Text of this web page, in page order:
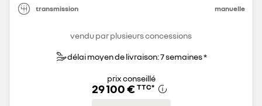
transmission manuelle
vendu par plusieurs concessions
délai moyen de livraison: 7 semaines *
prix conseillé
29 100 € TTC*